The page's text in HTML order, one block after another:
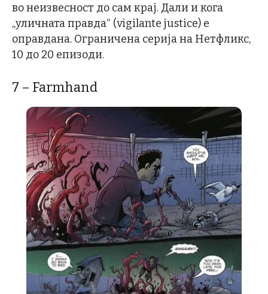
во неизвесност до сам крај. Дали и кога
„уличната правда“ (vigilante justice) е
оправдана. Ограничена серија на Нетфликс,
10 до 20 епизоди.
7 – Farmhand